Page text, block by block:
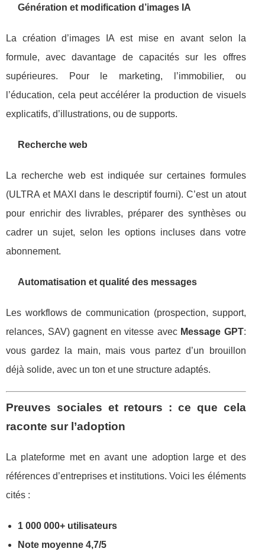
Génération et modification d’images IA
La création d’images IA est mise en avant selon la
formule, avec davantage de capacités sur les offres
supérieures. Pour le marketing, l’immobilier, ou
l’éducation, cela peut accélérer la production de visuels
explicatifs, d’illustrations, ou de supports.
Recherche web
La recherche web est indiquée sur certaines formules
(ULTRA et MAXI dans le descriptif fourni). C’est un atout
pour enrichir des livrables, préparer des synthèses ou
cadrer un sujet, selon les options incluses dans votre
abonnement.
Automatisation et qualité des messages
Les workflows de communication (prospection, support,
relances, SAV) gagnent en vitesse avec Message GPT:
vous gardez la main, mais vous partez d’un brouillon
déjà solide, avec un ton et une structure adaptés.
Preuves sociales et retours : ce que cela
raconte sur l’adoption
La plateforme met en avant une adoption large et des
références d’entreprises et institutions. Voici les éléments
cités :
1 000 000+ utilisateurs
Note moyenne 4,7/5